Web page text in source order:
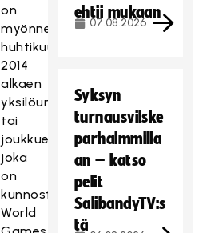
on
myönnetty
huhtikuusta
2014
alkaen
yksilöurheilijalle
tai
joukkueelle,
joka
on
kunnostautunut
World
ehtii mukaan
07.08.2026
Syksyn
turnausvilske
parhaimmilla
an – katso
pelit
SalibandyTV:s
tä